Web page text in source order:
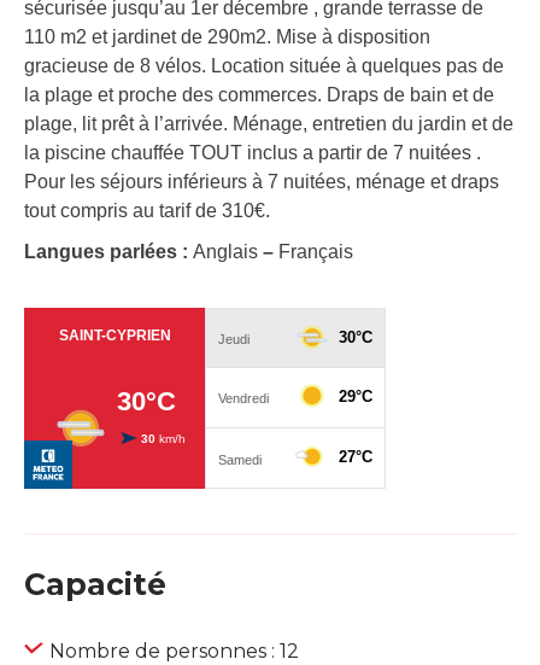
sécurisée jusqu’au 1er décembre , grande terrasse de
110 m2 et jardinet de 290m2. Mise à disposition
gracieuse de 8 vélos. Location située à quelques pas de
la plage et proche des commerces. Draps de bain et de
plage, lit prêt à l’arrivée. Ménage, entretien du jardin et de
la piscine chauffée TOUT inclus a partir de 7 nuitées .
Pour les séjours inférieurs à 7 nuitées, ménage et draps
tout compris au tarif de 310€.
Langues parlées : Anglais – Français
Capacité
Nombre de personnes : 12